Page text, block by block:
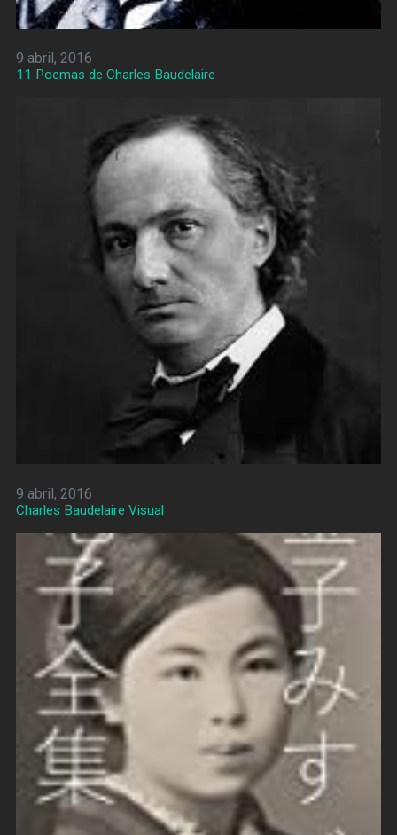
9 abril, 2016
11 Poemas de Charles Baudelaire
9 abril, 2016
Charles Baudelaire Visual